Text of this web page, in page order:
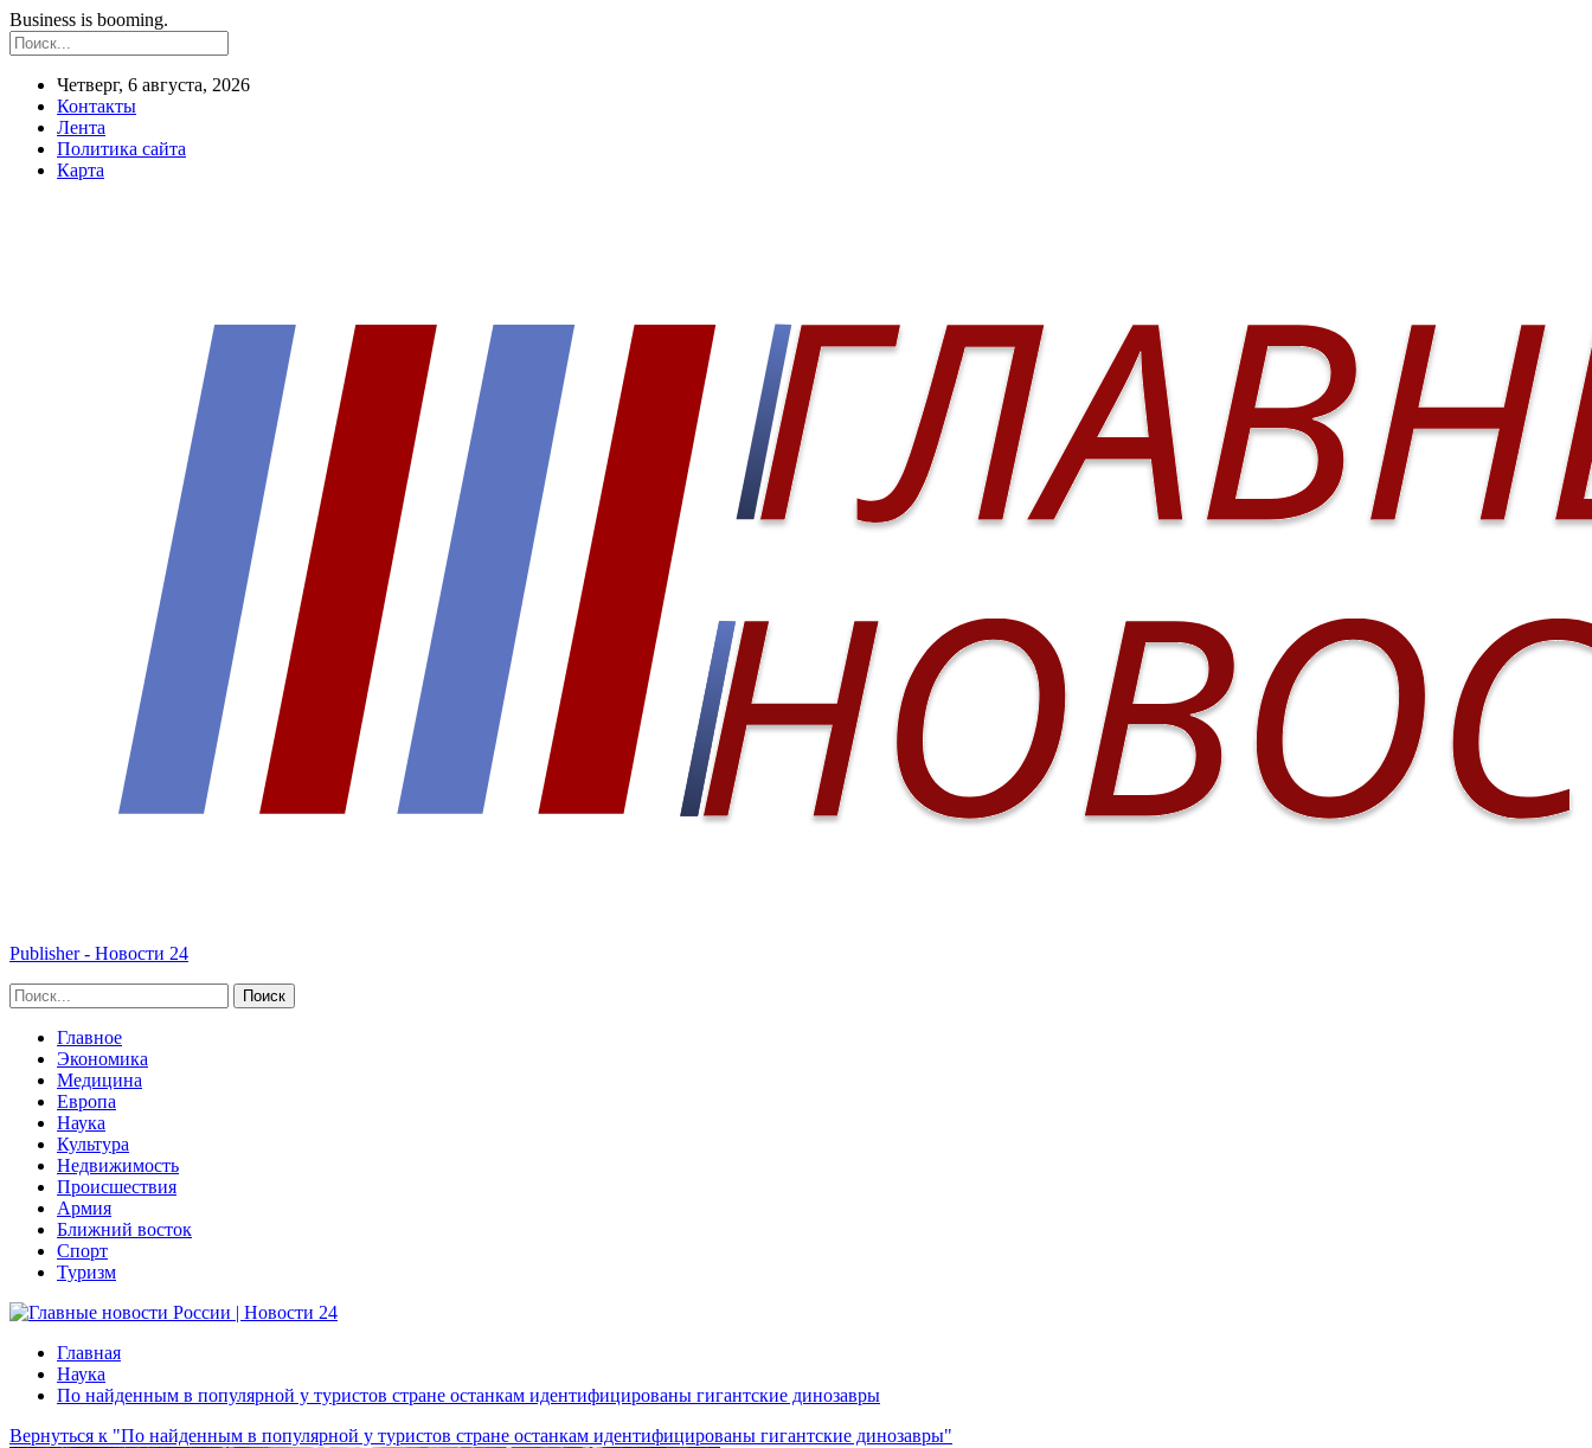
Business is booming.
Четверг, 6 августа, 2026
Контакты
Лента
Политика сайта
Карта
Publisher - Новости 24
Главное
Экономика
Медицина
Европа
Наука
Культура
Недвижимость
Происшествия
Армия
Ближний восток
Спорт
Туризм
Главная
Наука
По найденным в популярной у туристов стране останкам идентифицированы гигантские динозавры
Вернуться к "По найденным в популярной у туристов стране останкам идентифицированы гигантские динозавры"